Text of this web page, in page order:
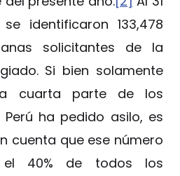
identificaron 133,478
solicitantes de la
Si bien solamente
cuarta parte de los
ha pedido asilo, es
cuenta que ese número
el 40% de todos los